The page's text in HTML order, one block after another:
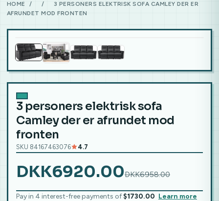
HOME / /
3 PERSONERS ELEKTRISK SOFA CAMLEY DER ER
AFRUNDET MOD FRONTEN
3 personers elektrisk sofa
Camley der er afrundet mod
fronten
SKU 84167463076 4.7
DKK6920.00DKK6958.00
Pay in 4 interest-free payments of $1730.00 Learn more